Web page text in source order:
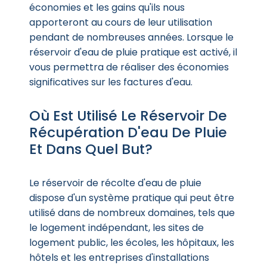
économies et les gains qu'ils nous
apporteront au cours de leur utilisation
pendant de nombreuses années. Lorsque le
réservoir d'eau de pluie pratique est activé, il
vous permettra de réaliser des économies
significatives sur les factures d'eau.
Où Est Utilisé Le Réservoir De
Récupération D'eau De Pluie
Et Dans Quel But?
Le réservoir de récolte d'eau de pluie
dispose d'un système pratique qui peut être
utilisé dans de nombreux domaines, tels que
le logement indépendant, les sites de
logement public, les écoles, les hôpitaux, les
hôtels et les entreprises d'installations